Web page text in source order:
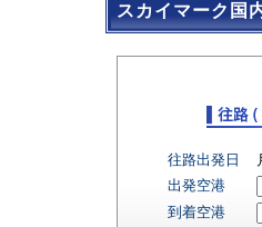
スカイマーク国
往路出発日
出発空港
到着空港